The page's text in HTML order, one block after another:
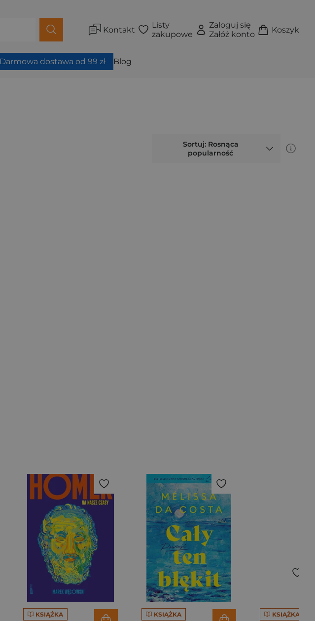
Kontakt
Listy
zakupowe
Zaloguj się
Załóż konto
Koszyk
Darmowa dostawa od 99 zł Blog
Sortuj: Rosnąca
popularność
KSIĄŻKA KSIĄŻKA KSIĄŻKA